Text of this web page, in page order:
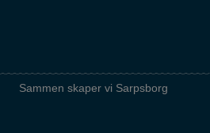
Sammen skaper vi Sarpsborg